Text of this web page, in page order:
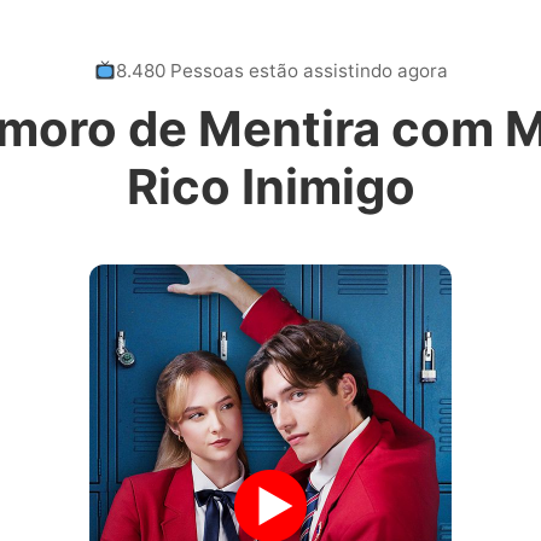
8.480 Pessoas estão assistindo agora
de Mentira com
Rico Inimigo